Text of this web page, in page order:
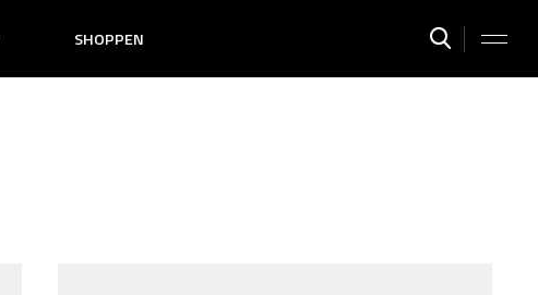
SHOPPEN